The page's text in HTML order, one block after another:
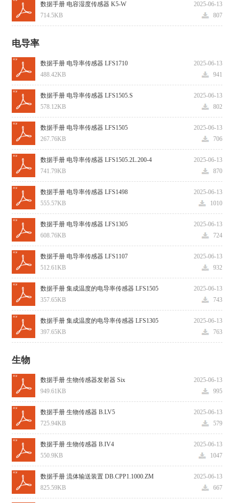
2025-06-13
数据手册 电容湿度传感器 K5-W
807
714.5KB
电导率
2025-06-13
数据手册 电导率传感器 LFS1710
941
488.42KB
2025-06-13
数据手册 电导率传感器 LFS1505.S
802
578.12KB
2025-06-13
数据手册 电导率传感器 LFS1505
706
267.76KB
2025-06-13
数据手册 电导率传感器 LFS1505.2L.200-4
870
741.79KB
2025-06-13
数据手册 电导率传感器 LFS1498
1010
555.57KB
2025-06-13
数据手册 电导率传感器 LFS1305
724
608.76KB
2025-06-13
数据手册 电导率传感器 LFS1107
932
512.61KB
2025-06-13
数据手册 集成温度的电导率传感器 LFS1505
743
357.65KB
2025-06-13
数据手册 集成温度的电导率传感器 LFS1305
763
397.65KB
生物
2025-06-13
数据手册 生物传感器发射器 Six
995
949.61KB
2025-06-13
数据手册 生物传感器 B.LV5
579
725.94KB
2025-06-13
数据手册 生物传感器 B.IV4
1047
550.9KB
2025-06-13
数据手册 流体输送装置 DB.CPP1.1000.ZM
667
825.59KB